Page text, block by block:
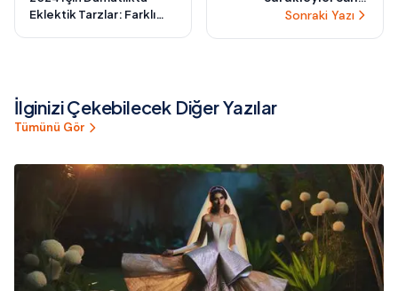
Eklektik Tarzlar: Farklı
Sonraki Yazı
Gerçeklik Deneyimleri
İlginizi Çekebilecek Diğer Yazılar
Tümünü Gör